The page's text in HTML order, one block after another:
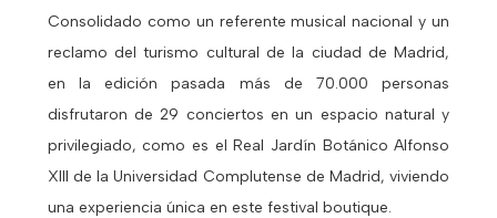
Consolidado como un referente musical nacional y un
reclamo del turismo cultural de la ciudad de Madrid,
en la edición pasada más de 70.000 personas
disfrutaron de 29 conciertos en un espacio natural y
privilegiado, como es el Real Jardín Botánico Alfonso
XIII de la Universidad Complutense de Madrid, viviendo
una experiencia única en este festival boutique.